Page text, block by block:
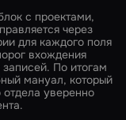
с проектами,
через
для каждого поля
вхождения
По итогам
мануал, который
отдела уверенно